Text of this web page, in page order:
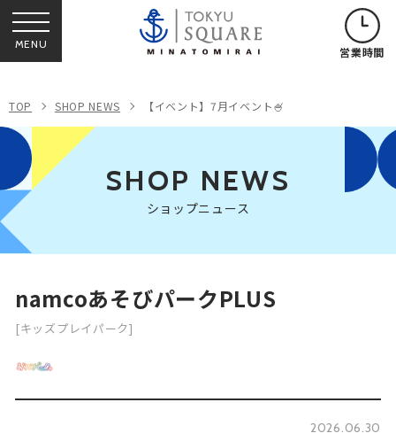
MENU 営業時間
TOP SHOP NEWS 【イベント】7月イベント🍧
SHOP NEWS
ショップニュース
namcoあそびパークPLUS
[キッズプレイパーク]
2026.06.30